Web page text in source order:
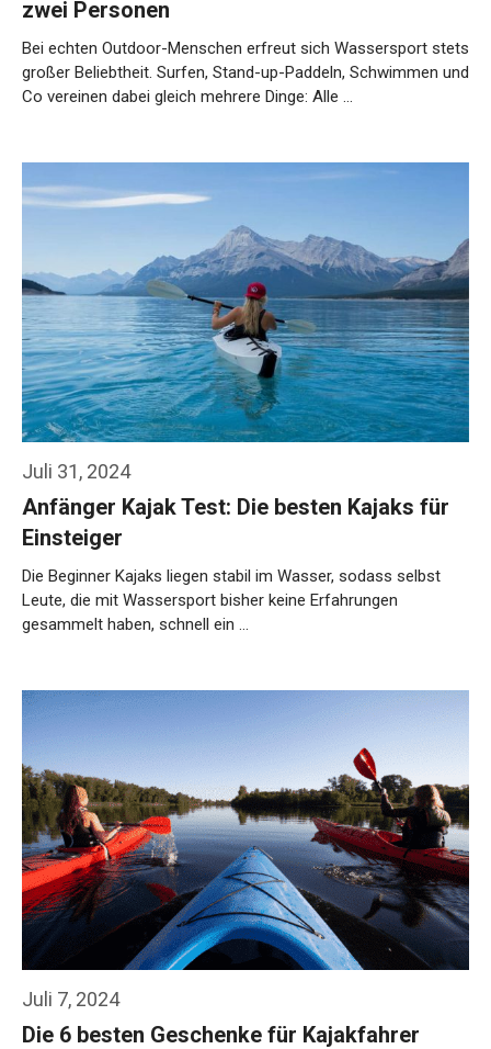
zwei Personen
Bei echten Outdoor-Menschen erfreut sich Wassersport stets
großer Beliebtheit. Surfen, Stand-up-Paddeln, Schwimmen und
Co vereinen dabei gleich mehrere Dinge: Alle …
Juli 31, 2024
Anfänger Kajak Test: Die besten Kajaks für
Einsteiger
Die Beginner Kajaks liegen stabil im Wasser, sodass selbst
Leute, die mit Wassersport bisher keine Erfahrungen
gesammelt haben, schnell ein …
Juli 7, 2024
Die 6 besten Geschenke für Kajakfahrer